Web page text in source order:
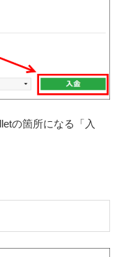
の箇所になる「入